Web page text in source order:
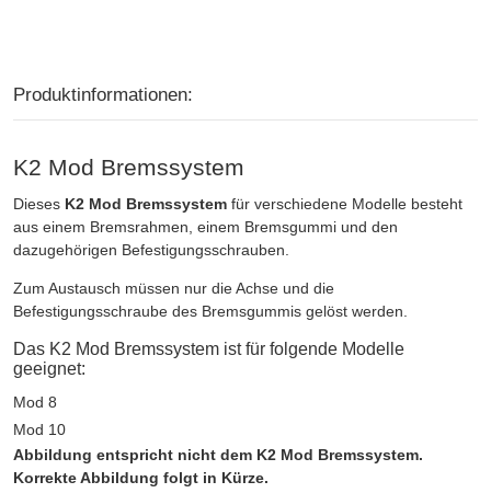
Produktinformationen:
K2 Mod Bremssystem
Dieses K2 Mod Bremssystem für verschiedene Modelle besteht
aus einem Bremsrahmen, einem Bremsgummi und den
dazugehörigen Befestigungsschrauben.
Zum Austausch müssen nur die Achse und die
Befestigungsschraube des Bremsgummis gelöst werden.
Das K2 Mod Bremssystem ist für folgende Modelle
geeignet:
Mod 8
Mod 10
Abbildung entspricht nicht dem K2 Mod Bremssystem.
Korrekte Abbildung folgt in Kürze.